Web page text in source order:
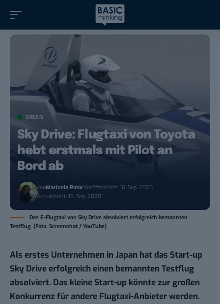
GREEN
Sky Drive: Flugtaxi von Toyota
hebt erstmals mit Pilot an
Bord ab
vonMarinela PotorVeröffentlicht: 16. Sep. 2020
Aktualisiert: 16. Sep. 2020
Das E-Flugtaxi von Sky Drive absolviert erfolgreich bemannten
Testflug. (Foto: Screenshot / YouTube)
Als erstes Unternehmen in Japan hat das Start-up
Sky Drive erfolgreich einen bemannten Testflug
absolviert. Das kleine Start-up könnte zur großen
Konkurrenz für andere Flugtaxi-Anbieter werden.